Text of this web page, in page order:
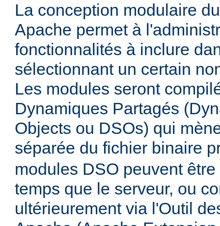
La conception modulaire
Apache permet à
fonctionnalités à inclure
sélectionnant un certain
Les modules seront
Dynamiques Partagés
Objects ou DSOs) qui
séparée du fichier binaire
modules DSO peuvent
temps que le serveur, ou
ultérieurement via l'Outil